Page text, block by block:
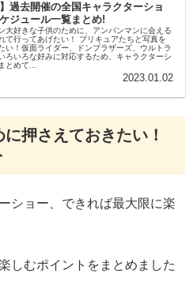
】過去開催の全国キャラクターショ
ジュール一覧まとめ!
大好きな子供のために、アンパンマンに会える
て行ってあげたい！ プリキュアたちと写真を
い！仮面ライダー、ドンブラザーズ、ウルトラ
ろいろな好みに対応するため、キャラクターシ
とめて...
2023.01.02
押さえておきたい！
ショー、できれば最大限に楽
しむポイントをまとめました